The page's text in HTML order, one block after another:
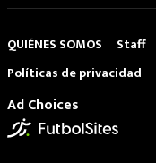
QUIÉNES SOMOS Staff
Políticas de privacidad
Ad Choices